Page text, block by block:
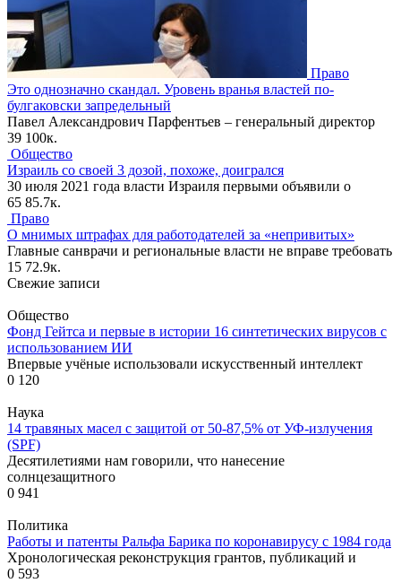
Право
Это однозначно скандал. Уровень вранья властей по-
булгаковски запредельный
Павел Александрович Парфентьев – генеральный директор
39 100к.
Общество
Израиль со своей 3 дозой, похоже, доигрался
30 июля 2021 года власти Израиля первыми объявили о
65 85.7к.
Право
О мнимых штрафах для работодателей за «непривитых»
Главные санврачи и региональные власти не вправе требовать
15 72.9к.
Свежие записи
Общество
Фонд Гейтса и первые в истории 16 синтетических вирусов с
использованием ИИ
Впервые учёные использовали искусственный интеллект
0 120
Наука
14 травяных масел с защитой от 50-87,5% от УФ-излучения
(SPF)
Десятилетиями нам говорили, что нанесение
солнцезащитного
0 941
Политика
Работы и патенты Ральфа Барика по коронавирусу с 1984 года
Хронологическая реконструкция грантов, публикаций и
0 593